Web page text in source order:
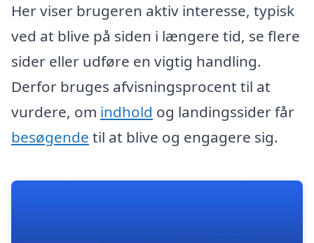
Her viser brugeren aktiv interesse, typisk
ved at blive på siden i længere tid, se flere
sider eller udføre en vigtig handling.
Derfor bruges afvisningsprocent til at
vurdere, om indhold og landingssider får
besøgende til at blive og engagere sig.